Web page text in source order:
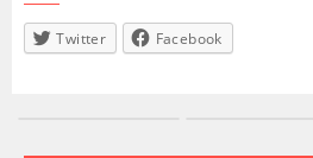
Twitter Facebook